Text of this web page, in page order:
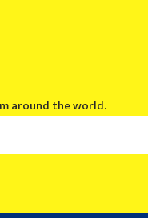
around the world.